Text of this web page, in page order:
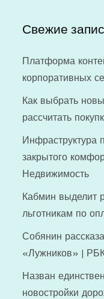
Свежие
Платформа
корпоративных
Как выбрать
рассчитать
Инфраструктура
закрытого
Недвижимость
Кабмин выделит
льготникам по
Собянин
«Лужников» |
Назван
новостройки